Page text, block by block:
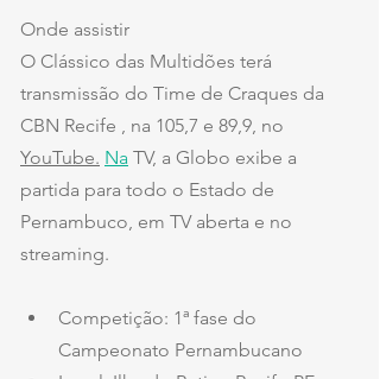
Onde assistir
O Clássico das Multidões terá
transmissão do Time de Craques da
CBN Recife , na 105,7 e 89,9, no
YouTube. Na TV, a Globo exibe a
partida para todo o Estado de
Pernambuco, em TV aberta e no
streaming.
Competição: 1ª fase do
Campeonato Pernambucano